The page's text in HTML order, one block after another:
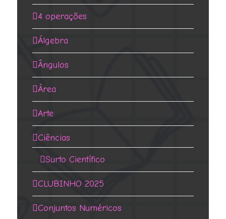
4 operações
Álgebra
Ângulos
Área
Arte
Ciências
Surto Científico
CLUBINHO 2025
Conjuntos Numéricos